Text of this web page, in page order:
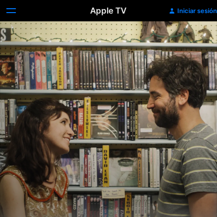
Apple TV Iniciar sesión